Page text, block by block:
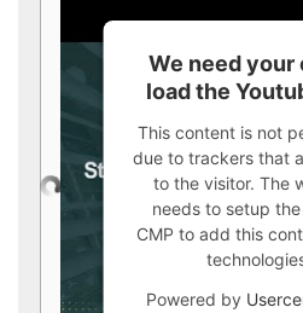
We need
load the
This content is not
due to trackers that
to the visitor. The
needs to setup
CMP to add this
Powered by